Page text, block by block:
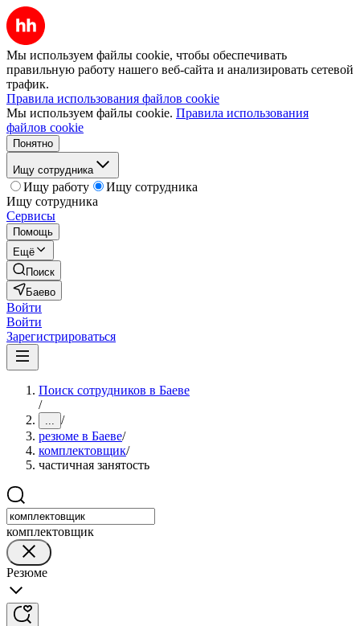
Мы используем файлы cookie, чтобы обеспечивать
правильную работу нашего веб-сайта и анализировать сетевой
трафик.
Правила использования файлов cookie
Мы используем файлы cookie. Правила использования
файлов cookie
Понятно
Ищу сотрудника
Ищу работу
Ищу сотрудника
Ищу сотрудника
Сервисы
Помощь
Ещё
Поиск
Баево
Войти
Войти
Зарегистрироваться
Поиск сотрудников в Баеве
/
... /
резюме в Баеве/
комплектовщик/
частичная занятость
комплектовщик
Резюме